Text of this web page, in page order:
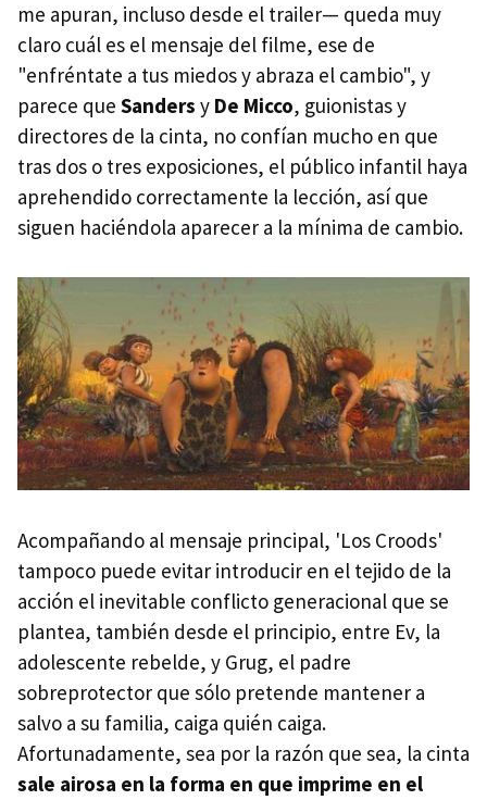
me apuran, incluso desde el trailer— queda muy
claro cuál es el mensaje del filme, ese de
"enfréntate a tus miedos y abraza el cambio", y
parece que Sanders y De Micco, guionistas y
directores de la cinta, no confían mucho en que
tras dos o tres exposiciones, el público infantil haya
aprehendido correctamente la lección, así que
siguen haciéndola aparecer a la mínima de cambio.
Acompañando al mensaje principal, 'Los Croods'
tampoco puede evitar introducir en el tejido de la
acción el inevitable conflicto generacional que se
plantea, también desde el principio, entre Ev, la
adolescente rebelde, y Grug, el padre
sobreprotector que sólo pretende mantener a
salvo a su familia, caiga quién caiga.
Afortunadamente, sea por la razón que sea, la cinta
sale airosa en la forma en que imprime en el